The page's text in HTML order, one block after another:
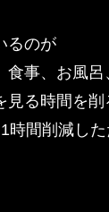
るのが
食事、お風
る時間を
間削減し